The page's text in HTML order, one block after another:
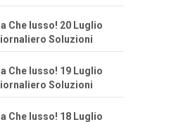
Che lusso! 20 Luglio
Soluzioni
Che lusso! 19 Luglio
Soluzioni
Che lusso! 18 Luglio